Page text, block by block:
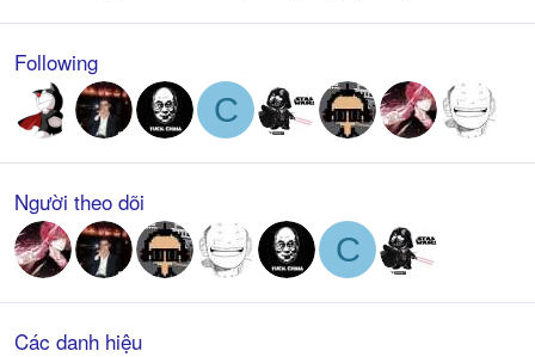
Following
C
Người theo dõi
C
Các danh hiệu